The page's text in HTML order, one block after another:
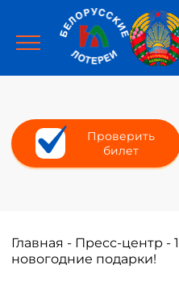
Проверить
билет
Главная - Пресс-центр -
новогодние подарки!